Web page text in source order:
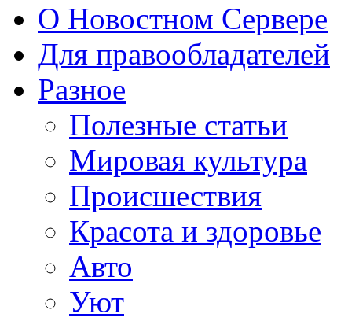
О Новостном Сервере
Для правообладателей
Разное
Полезные статьи
Мировая культура
Происшествия
Красота и здоровье
Авто
Уют